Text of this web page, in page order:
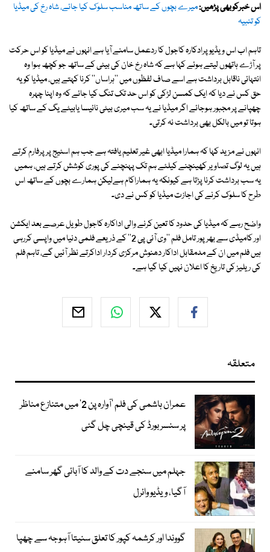
اس خبرکوبھی پڑھیں:میرے بچوں کے ساتھ مناسب سلوک کیا جائے، شاہ رخ کی میڈیا
کو تنبیہ
تاہم اب اس ویڈیو پرادکارہ کاجول کا ردعمل سامنے آیا ہے انہوں نے میڈیا کو اس حرکت
پر آڑے ہاتھوں لیتے ہوئے کہا ہے کہ شاہ رخ خان کی بیٹی کے ساتھ جو کچھ ہوا وہ
انتہائی ناقابل برداشت ہے اسے صاف لفظوں میں ''ہراساں'' کرنا کہتے ہیں، میڈیا کو یہ
حق کس نے دیا کہ ایک کمسن لڑکی کو اس حد تک تنگ کیا جائے کہ وہ اپنا چہرہ
چھپانے پر مجبور ہوجائے اگر میڈیا نے یہ سب میری بیٹی نائیسا یابیٹے یگ کے ساتھ کیا
ہوتا تو میں بالکل بھی برداشت نہ کرتی۔
انہوں نے مزید کہا کہ ہمارا میڈیا ابھی غیر تعلیم یافتہ ہے جب ہم اسٹیج پر پرفارم کرتے
ہیں یہ لوگ تصاویر کھینچنے کیلئے ہم تک پہنچنے کی پوری کوشش کرتے ہیں، ہمیں
یہ سب برداشت کرنا پڑتا ہے کیونکہ یہ ہماراکام ہےلیکن ہمارے بچوں کے ساتھ اس
طرح کا سلوک کرنے کی اجازت میڈیا کو کس نے دی۔
واضح رہے کہ میڈیا کی حدود کا تعین کرنے والی اداکارہ کاجول طویل عرصے بعد ایکشن
اور کامیڈی سے بھرپور تامل فلم ''وی آئی پی 2'' کے ذریعے فلمی دنیا میں واپسی کررہی
ہیں فلم میں ان کے مدمقابل اداکار دھنوش مرکزی کردار اداکرتے نظر آئیں گے، تاہم فلم
کی ریلیز کی تاریخ کا اعلان نہیں کیا گیا ہے۔
متعلقہ
عمران ہاشمی کی فلم ’آوارہ پن 2‘ میں متنازع مناظر
پر سنسر بورڈ کی قینچی چل گئی
جہلم میں سنجے دت کے والد کا آبائی گھر سامنے
آگیا، ویڈیو وائرل
گووندا اور کرشمہ کپور کا تعلق سنیتا آہوجہ سے چھپا